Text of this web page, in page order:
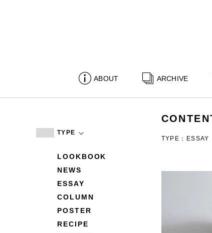
ABOUT ARCHIVE
TYPE
LOOKBOOK
NEWS
ESSAY
COLUMN
POSTER
RECIPE
TYPE：ESSAY